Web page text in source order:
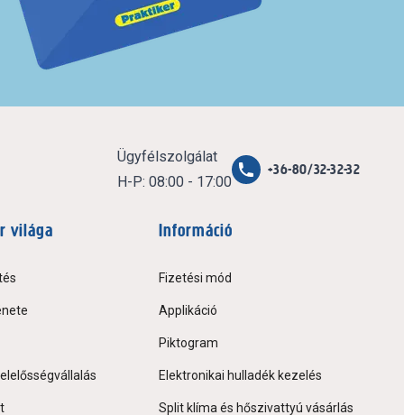
Ügyfélszolgálat
H-P: 08:00 - 17:00
+36-80/32-32-32
világa Információ
Fizetési mód
Applikáció
Piktogram
Elektronikai hulladék kezelés
Split klíma és hőszivattyú vásárlás